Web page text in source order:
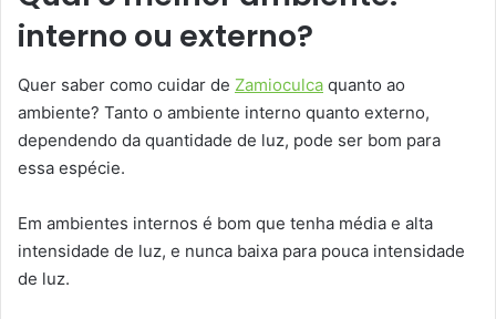
interno ou externo?
Quer saber como cuidar de Zamioculca quanto ao
ambiente? Tanto o ambiente interno quanto externo,
dependendo da quantidade de luz, pode ser bom para
essa espécie.
Em ambientes internos é bom que tenha média e alta
intensidade de luz, e nunca baixa para pouca intensidade
de luz.